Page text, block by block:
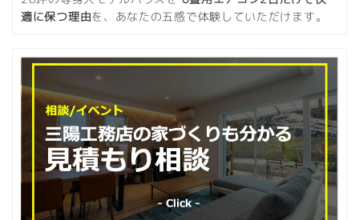
適に保つ理由を、あなたの五感で体験していただけます。